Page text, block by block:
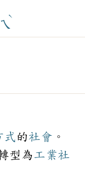
ˋ
式 的社會 。
型為工業社